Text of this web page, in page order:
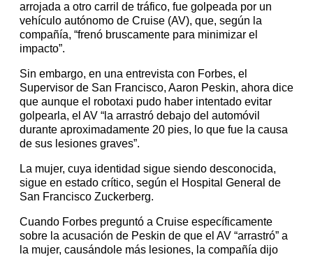
arrojada a otro carril de tráfico, fue golpeada por un
vehículo autónomo de Cruise (AV), que, según la
compañía, “frenó bruscamente para minimizar el
impacto”.
Sin embargo, en una entrevista con Forbes, el
Supervisor de San Francisco, Aaron Peskin, ahora dice
que aunque el robotaxi pudo haber intentado evitar
golpearla, el AV “la arrastró debajo del automóvil
durante aproximadamente 20 pies, lo que fue la causa
de sus lesiones graves”.
La mujer, cuya identidad sigue siendo desconocida,
sigue en estado crítico, según el Hospital General de
San Francisco Zuckerberg.
Cuando Forbes preguntó a Cruise específicamente
sobre la acusación de Peskin de que el AV “arrastró” a
la mujer, causándole más lesiones, la compañía dijo